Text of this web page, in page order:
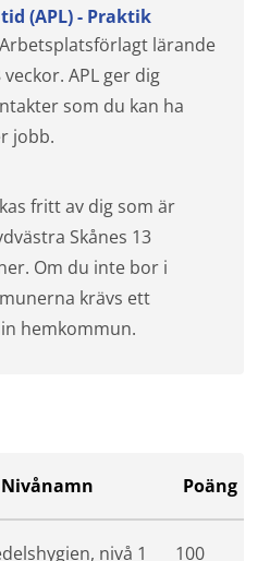
(APL) - Praktik
lärande
APL ger dig
som du kan ha
jobb.
fritt av dig som är
Skånes 13
Om du inte bor i
krävs ett
hemkommun.
Nivånamn Poäng
nivå 1 100